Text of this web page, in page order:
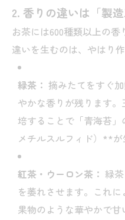
2. 香りの違いは「製
お茶には600種類以上の
違いを生むのは、やはり作
緑茶： 摘みたてをすぐ
やかな香りが残ります
培することで「青海苔
メチルスルフィド）**が
紅茶・ウーロン茶： 緑
を萎れさせます。これ
果物のような華やかで甘